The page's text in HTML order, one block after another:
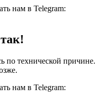
нам в Telegram:
по технической причине.
нам в Telegram: